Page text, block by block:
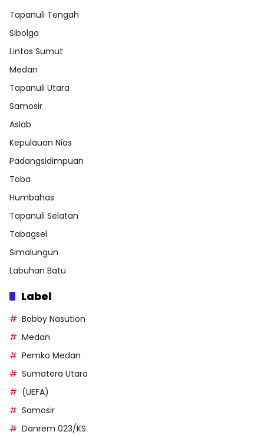
Tapanuli Tengah
Sibolga
Lintas Sumut
Medan
Tapanuli Utara
Samosir
Aslab
Kepulauan Nias
Padangsidimpuan
Toba
Humbahas
Tapanuli Selatan
Tabagsel
Simalungun
Labuhan Batu
Label
Bobby Nasution
Medan
Pemko Medan
Sumatera Utara
(UEFA)
Samosir
Danrem 023/KS